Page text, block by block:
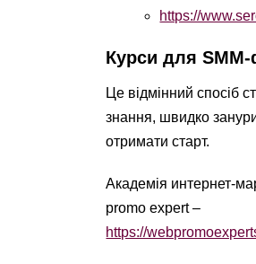
https://
Курси для SMM-
Це відмінний спосіб
знання, швидко
отримати старт.
Академія интернет-
promo expert –
https://